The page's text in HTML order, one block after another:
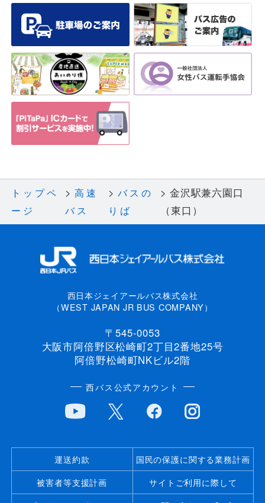
トップペ
ージ
高速
バス
バスの
りば
金沢駅兼六園口
（東口）
西日本ジェイアールバス株式会社
（WEST JAPAN JR BUS COMPANY）
〒545-0053
大阪市阿倍野区松崎町2丁目2番地25号
阿倍野松崎町NKビル2階
西バス公式アカウント
運送約款
国民の保護に関する業務計画
被害者等支援計画
サイトご利用に際して